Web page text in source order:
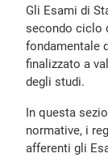
Gli Esami di
secondo ciclo
fondamentale
finalizzato a
degli studi.
In questa
normative, i
afferenti gli